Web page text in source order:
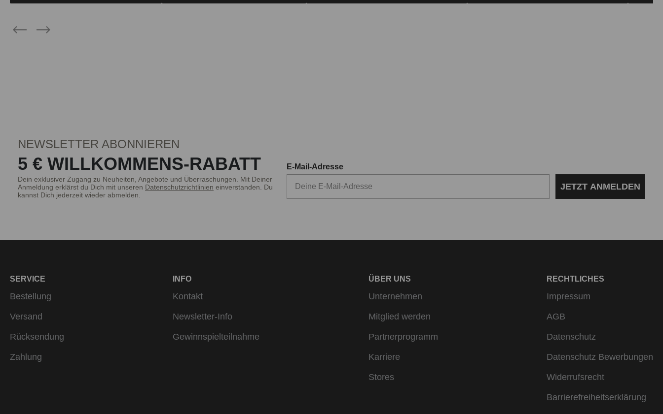
NEWSLETTER ABONNIEREN
5 € WILLKOMMENS-RABATT
Dein exklusiver Zugang zu Neuheiten, Angebote und Überraschungen. Mit Deiner
Anmeldung erklärst du Dich mit unseren Datenschutzrichtlinien einverstanden. Du
kannst Dich jederzeit wieder abmelden.
E-Mail-Adresse
JETZT ANMELDEN
SERVICE
Bestellung
Versand
Rücksendung
Zahlung
INFO
Kontakt
Newsletter-Info
Gewinnspielteilnahme
ÜBER UNS
Unternehmen
Mitglied werden
Partnerprogramm
Karriere
Stores
RECHTLICHES
Impressum
AGB
Datenschutz
Datenschutz Bewerbungen
Widerrufsrecht
Barrierefreiheitserklärung